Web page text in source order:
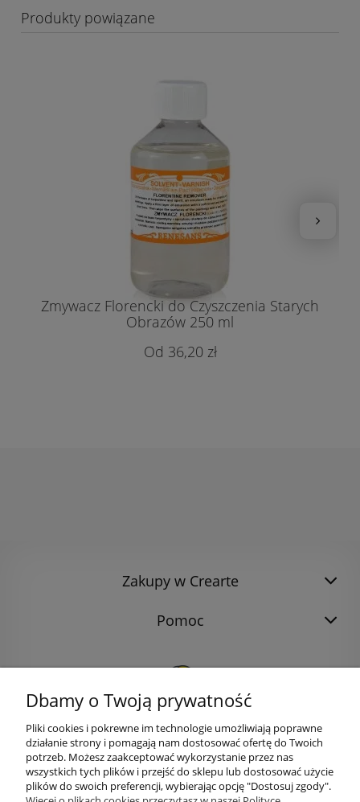
Produkty powiązane
Zmywacz Florencki do Czyszczenia Starych
Obrazów 250 ml
36,20 zł
Zakupy w Crearte
Pomoc
Dbamy o Twoją prywatność
Pliki cookies i pokrewne im technologie umożliwiają poprawne
działanie strony i pomagają nam dostosować ofertę do Twoich
potrzeb. Możesz zaakceptować wykorzystanie przez nas
wszystkich tych plików i przejść do sklepu lub dostosować użycie
plików do swoich preferencji, wybierając opcję "Dostosuj zgody".